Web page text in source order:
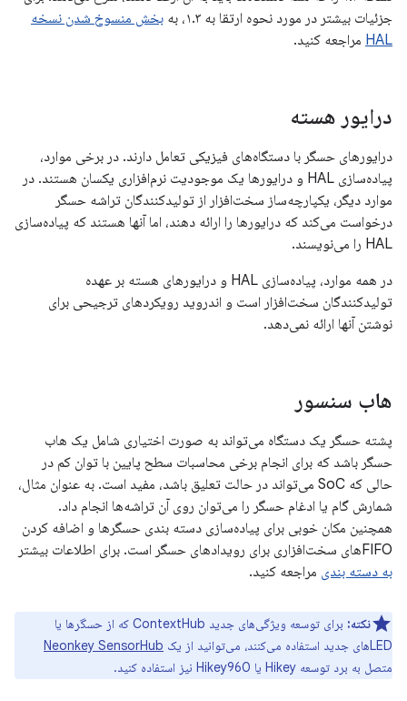
جزئیات بیشتر در مورد نحوه ارتقا به ۱.۳، به
بخش منسوخ شدن نسخه
HAL مراجعه کنید.
درایور هسته
درایورهای حسگر با دستگاه‌های فیزیکی تعامل دارند. در برخی موارد،
پیاده‌سازی HAL و درایورها یک موجودیت نرم‌افزاری یکسان هستند. در
موارد دیگر، یکپارچه‌ساز سخت‌افزار از تولیدکنندگان تراشه حسگر
درخواست می‌کند که درایورها را ارائه دهند، اما آنها هستند که پیاده‌سازی
HAL را می‌نویسند.
در همه موارد، پیاده‌سازی HAL و درایورهای هسته بر عهده
تولیدکنندگان سخت‌افزار است و اندروید رویکردهای ترجیحی برای
نوشتن آنها ارائه نمی‌دهد.
هاب سنسور
پشته حسگر یک دستگاه می‌تواند به صورت اختیاری شامل یک هاب
حسگر باشد که برای انجام برخی محاسبات سطح پایین با توان کم در
حالی که SoC می‌تواند در حالت تعلیق باشد، مفید است. به عنوان مثال،
شمارش گام یا ادغام حسگر را می‌توان روی آن تراشه‌ها انجام داد.
همچنین مکان خوبی برای پیاده‌سازی دسته بندی حسگرها و اضافه کردن
FIFOهای سخت‌افزاری برای رویدادهای حسگر است. برای اطلاعات بیشتر
به دسته بندی مراجعه کنید.
نکته:
برای توسعه ویژگی‌های جدید ContextHub که از حسگرها یا
LEDهای جدید استفاده می‌کنند، می‌توانید از یک
Neonkey SensorHub
متصل به برد توسعه Hikey یا Hikey960 نیز استفاده کنید.